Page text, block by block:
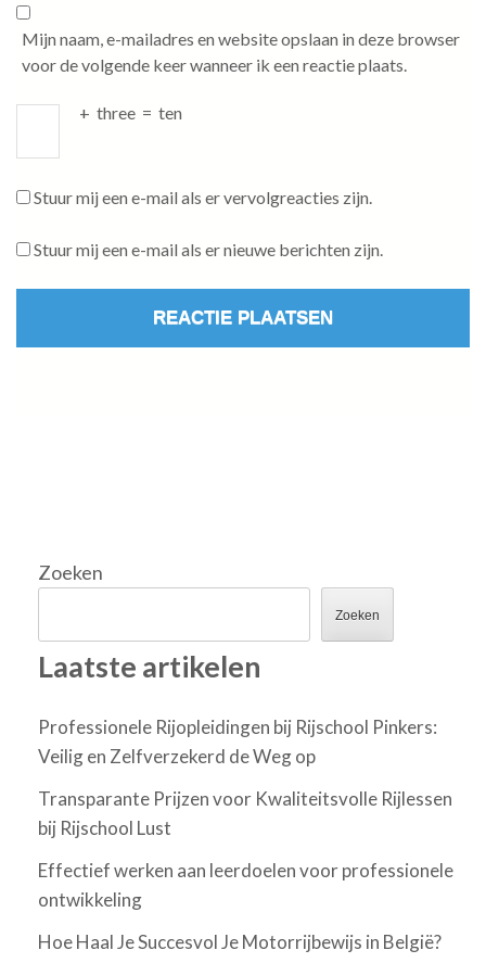
Mijn naam, e-mailadres en website opslaan in deze browser
voor de volgende keer wanneer ik een reactie plaats.
+ three = ten
Stuur mij een e-mail als er vervolgreacties zijn.
Stuur mij een e-mail als er nieuwe berichten zijn.
Zoeken
Zoeken
Laatste artikelen
Professionele Rijopleidingen bij Rijschool Pinkers:
Veilig en Zelfverzekerd de Weg op
Transparante Prijzen voor Kwaliteitsvolle Rijlessen
bij Rijschool Lust
Effectief werken aan leerdoelen voor professionele
ontwikkeling
Hoe Haal Je Succesvol Je Motorrijbewijs in België?